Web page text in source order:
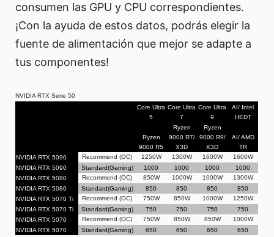
consumen las GPU y CPU correspondientes.
¡Con la ayuda de estos datos, podrás elegir la
fuente de alimentación que mejor se adapte a
tus componentes!
NVIDIA RTX Serie 50
Core Ultra
5
Core Ultra
7
Core Ultra
9
AI/ Intel
HEDT
Ryzen
9000 R5
Ryzen
9000 R7/
X3D
Ryzen
9000 R9/
X3D
AI/ AMD
TR
NVIDIA RTX 5090
Recommend (OC) 1250W 1300W 1600W
1600W
NVIDIA RTX 5090
Standard(Gaming) 1000 1000 1000
1000
NVIDIA RTX 5080
Recommend (OC) 850W 1000W 1000W
1300W
NVIDIA RTX 5080
Standard(Gaming) 850 850 850
850
NVIDIA RTX 5070 Ti
Recommend (OC) 750W 850W 1000W
1250W
NVIDIA RTX 5070 Ti
Standard(Gaming) 750 750 750
750
NVIDIA RTX 5070
Recommend (OC) 750W 850W 850W
1000W
NVIDIA RTX 5070
Standard(Gaming) 650 650 650 650